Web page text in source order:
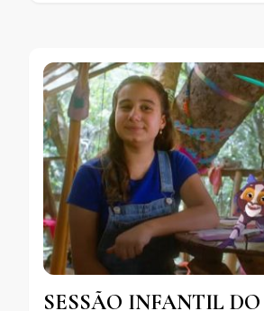
SESSÃO INFANTIL DO